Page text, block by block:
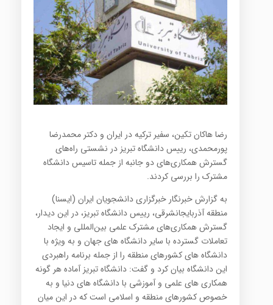
رضا هاکان تکین، سفیر ترکیه در ایران و دکتر محمدرضا
پورمحمدی، رییس دانشگاه تبریز در نشستی راه‌های
گسترش همکاری‌های دو جانبه از جمله تاسیس دانشگاه
مشترک را بررسی کردند.
به گزارش خبرنگار خبرگزاری دانشجویان ایران (ایسنا)
منطقه آذربایجانشرقی، رییس دانشگاه تبریز، در این دیدار،
گسترش همکاری‌های مشترک علمی بین‌المللی و ایجاد
تعاملات گسترده با سایر دانشگاه های جهان و به ویژه با
دانشگاه های کشورهای منطقه را از جمله برنامه راهبردی
این دانشگاه بیان کرد و گفت: دانشگاه تبریز آماده هر گونه
همکاری های علمی و آموزشی با دانشگاه های دنیا و به
خصوص کشورهای منطقه و اسلامی است که در این میان